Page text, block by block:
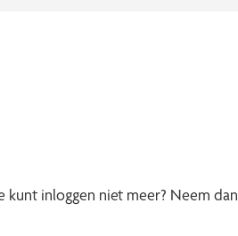
kunt inloggen niet meer? Neem dan